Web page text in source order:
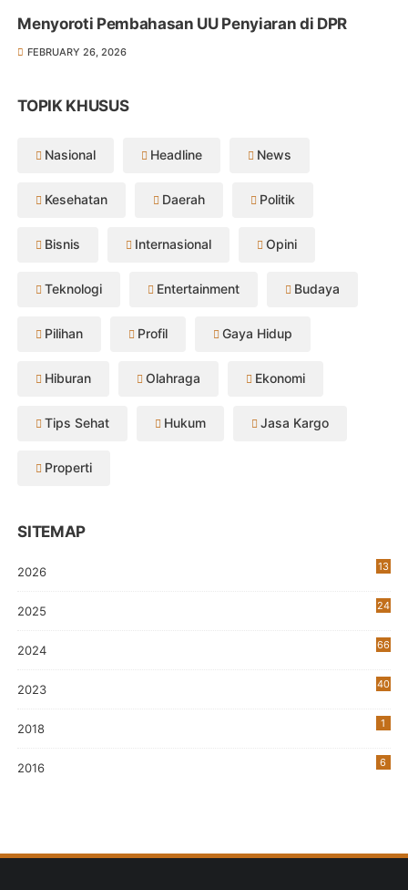
Menyoroti Pembahasan UU Penyiaran di DPR
FEBRUARY 26, 2026
TOPIK KHUSUS
Nasional Headline News
Kesehatan Daerah Politik
Bisnis Internasional Opini
Teknologi Entertainment Budaya
Pilihan Profil Gaya Hidup
Hiburan Olahraga Ekonomi
Tips Sehat Hukum Jasa Kargo
Properti
SITEMAP
2026 13
2025 24
2024 66
2023
40
2018 1
2016 6